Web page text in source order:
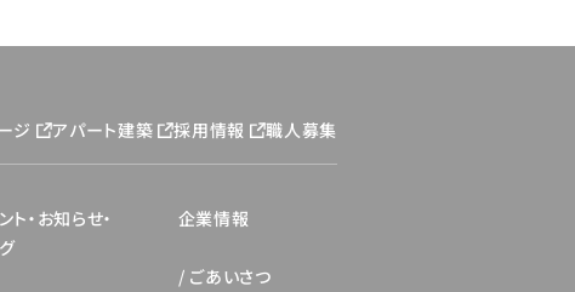
ジ アパート建築 採用情報 職人募集
ト・お知らせ・
企業情報
ごあいさつ